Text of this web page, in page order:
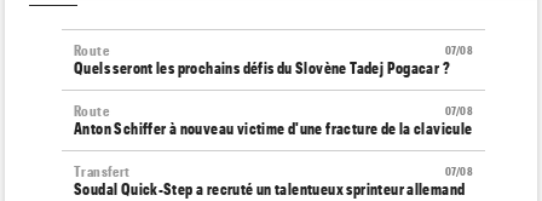
07/08
Route
Quels seront les prochains défis du Slovène Tadej Pogacar ?
07/08
Route
Anton Schiffer à nouveau victime d'une fracture de la clavicule
07/08
Transfert
Soudal Quick-Step a recruté un talentueux sprinteur allemand